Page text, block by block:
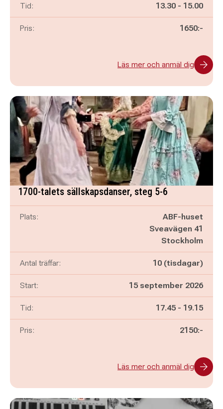
Tid: Pågår mellan
13.30 - och
15.00
Pris: 1650:-
Läs mer och anmäl dig
1700-talets sällskapsdanser, steg 5-6
Plats:
ABF-huset
Sveavägen 41
Stockholm
Antal träffar: 10 (tisdagar)
Start: 15 september 2026
Tid: Pågår mellan
17.45 - och
19.15
Pris: 2150:-
Läs mer och anmäl dig